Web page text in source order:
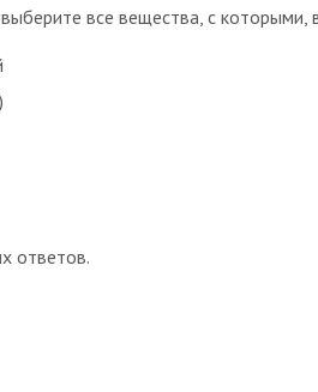
все вещества, с которыми,
ответов.